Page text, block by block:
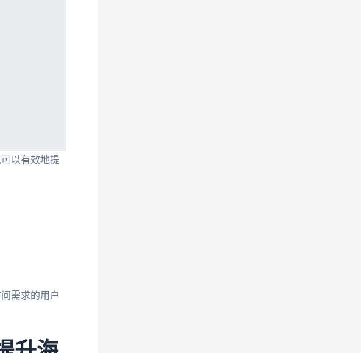
以有效地提
需求的用户